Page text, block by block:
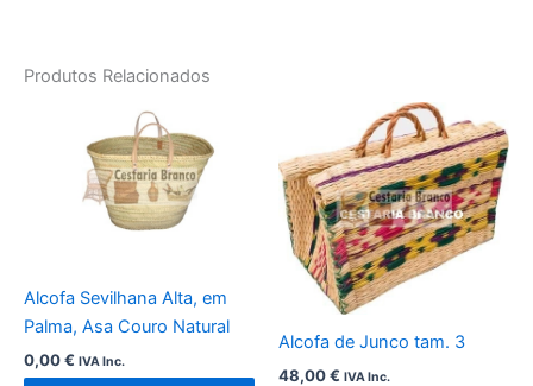
Produtos Relacionados
Alcofa Sevilhana Alta, em
Palma, Asa Couro Natural
0,00€ IVA Inc.
Alcofa de Junco tam. 3
48,00€ IVA Inc.